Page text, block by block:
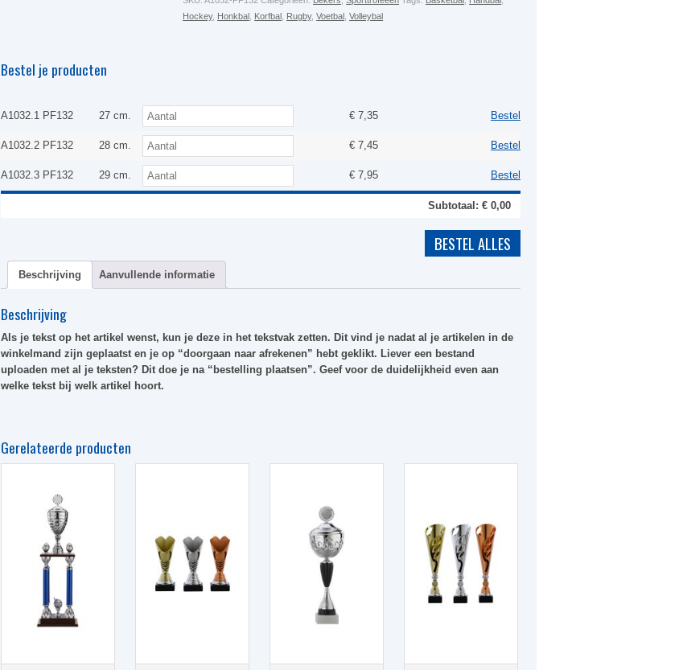
Hockey, Honkbal Korfbal Rugby,Voetbal ,Volleybal
Bestel je producten
A1032.1 PF132 27 cm. € 7,35 Bestel
A1032.2 PF132 28 cm. € 7,45 Bestel
A1032.3 PF132 29 cm. € 7,95 Bestel
Subtotaal: € 0,00
Beschrijving Aanvullende informatie
Beschrijving
Als je tekst op het artikel wenst, kun je deze in het tekstvak zetten. Dit vind je nadat al je artikelen in de
winkelmand zijn geplaatst en je op “doorgaan naar afrekenen” hebt geklikt. Liever een bestand
uploaden met al je teksten? Dit doe je na “bestelling plaatsen”. Geef voor de duidelijkheid even aan
welke tekst bij welk artikel hoort.
Gerelateerde producten